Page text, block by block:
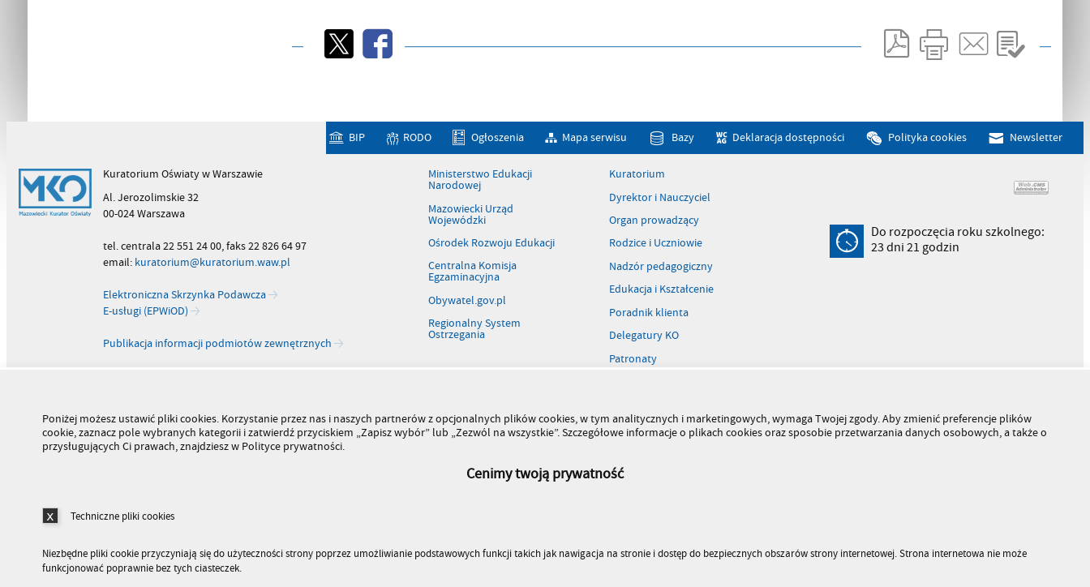
Kuratorium Oświaty w Warszawie
Al. Jerozolimskie 32
00-024 Warszawa
tel. centrala 22 551 24 00, faks 22 826 64 97
email: kuratorium@kuratorium.waw.pl
Elektroniczna Skrzynka Podawcza
E-usługi (EPWiOD)
Publikacja informacji podmiotów zewnętrznych
BIP RODO Ogłoszenia Mapa serwisu Bazy Deklaracja dostępności Polityka cookies Newsletter
Ministerstwo Edukacji
Narodowej
Mazowiecki Urząd
Wojewódzki
Ośrodek Rozwoju Edukacji
Centralna Komisja
Egzaminacyjna
Obywatel.gov.pl
Regionalny System
Ostrzegania
Kuratorium
Dyrektor i Nauczyciel
Organ prowadzący
Rodzice i Uczniowie
Nadzór pedagogiczny
Edukacja i Kształcenie
Poradnik klienta
Delegatury KO
Patronaty
Kiermasz książek
Do rozpoczęcia roku szkolnego:
23 dni21 godzin
Poniżej możesz ustawić pliki cookies. Korzystanie przez nas i naszych partnerów z opcjonalnych plików cookies, w tym analitycznych i marketingowych, wymaga Twojej zgody. Aby zmienić preferencje plików
cookie, zaznacz pole wybranych kategorii i zatwierdź przyciskiem „Zapisz wybór” lub „Zezwól na wszystkie”. Szczegółowe informacje o plikach cookies oraz sposobie przetwarzania danych osobowych, a także o
przysługujących Ci prawach, znajdziesz w Polityce prywatności.
Cenimy twoją prywatność
Techniczne pliki cookies
Niezbędne pliki cookie przyczyniają się do użyteczności strony poprzez umożliwianie podstawowych funkcji takich jak nawigacja na stronie i dostęp do bezpiecznych obszarów strony internetowej. Strona internetowa nie może
funkcjonować poprawnie bez tych ciasteczek.